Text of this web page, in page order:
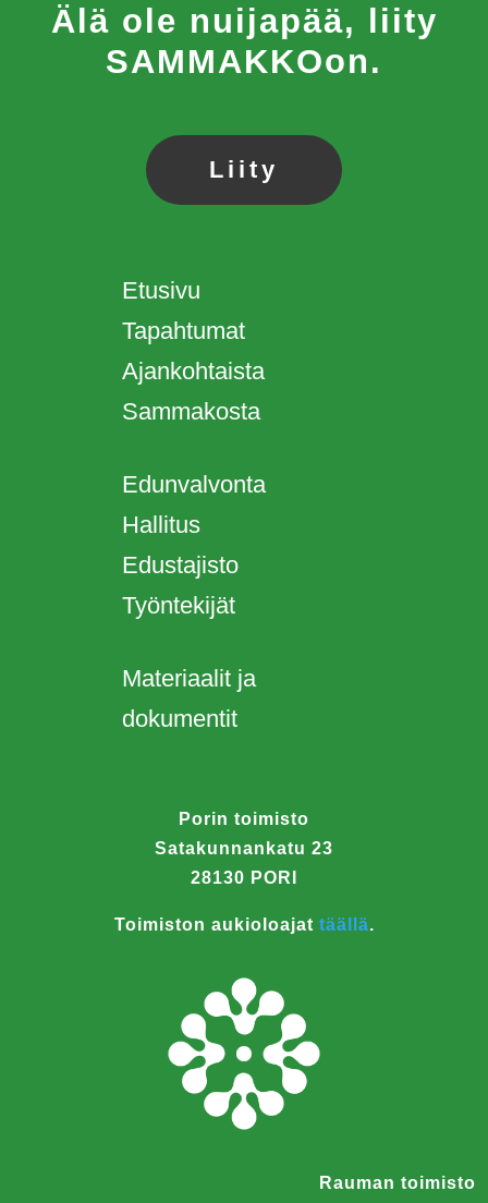
Älä ole nuijapää, liity
SAMMAKKOon.
Liity
Etusivu
Tapahtumat
Ajankohtaista
Sammakosta
Edunvalvonta
Hallitus
Edustajisto
Työntekijät
Materiaalit ja
dokumentit
Porin toimisto
Satakunnankatu 23
28130 PORI
Toimiston aukioloajat täällä.
Rauman toimisto